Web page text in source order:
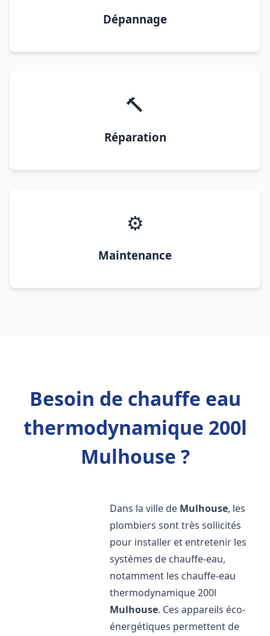
Dépannage
🔨
Réparation
⚙️
Maintenance
Besoin de chauffe eau
thermodynamique 200l
Mulhouse ?
Dans la ville de Mulhouse, les
plombiers sont très sollicités
pour installer et entretenir les
systèmes de chauffe-eau,
notamment les chauffe-eau
thermodynamique 200l
Mulhouse. Ces appareils éco-
énergétiques permettent de